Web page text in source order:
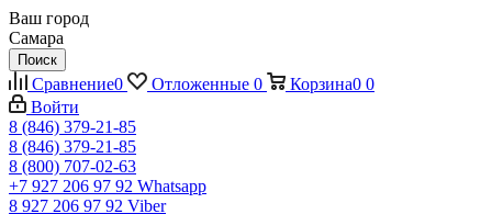
Ваш город
Самара
Поиск
Сравнение0 Отложенные 0 Корзина0 0
Войти
8 (846) 379-21-85
8 (846) 379-21-85
8 (800) 707-02-63
+7 927 206 97 92 Whatsapp
8 927 206 97 92 Viber